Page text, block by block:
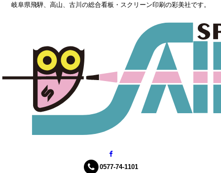
岐阜県飛騨、高山、古川の総合看板・スクリーン印刷の彩美社です。
0577-74-1101